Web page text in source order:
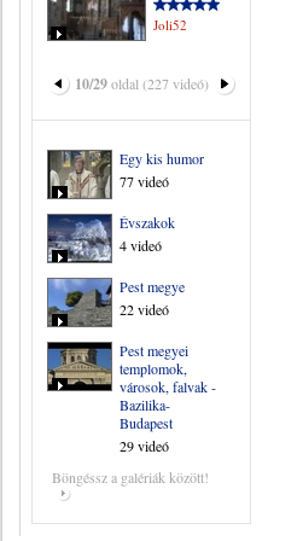
Joli52
10/29oldal (227 videó)
Egy kis humor
77 videó
Évszakok
4 videó
Pest megye
22 videó
Pest megyei
templomok,
városok, falvak -
Bazilika-
Budapest
29 videó
Böngéssz a galériák között!